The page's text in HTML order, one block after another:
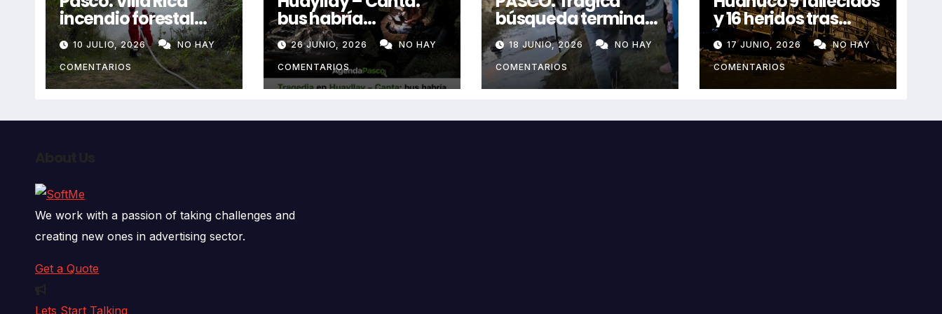
incendio forestal
extremo deja dos
fallecidos y heridos
10 JULIO, 2026 NO HAY
COMENTARIOS
bus habría
resbalado por aceite
en la vía e impactó
auto siniestrado
dejando dos
26 JUNIO, 2026 NO HAY
COMENTARIOS
búsqueda termina
con hallazgo de
joven sin vida en
Rancas
18 JUNIO, 2026 NO HAY
COMENTARIOS
y 16 heridos tras
horroroso despiste
de bus Real Chancas
que impactó contra
vivienda
17 JUNIO, 2026 NO HAY
COMENTARIOS
We work with a passion of taking challenges and
creating new ones in advertising sector.
Get a Quote
Lets Start Talking